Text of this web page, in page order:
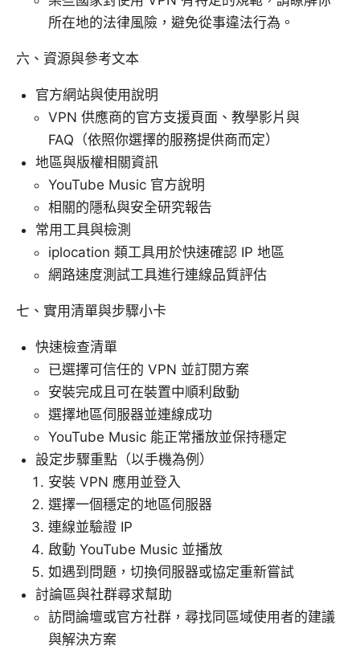
所在地的法律風險，避免從事違法行為。
六、資源與參考文本
官方網站與使用說明
VPN 供應商的官方支援頁面、教學影片與
FAQ（依照你選擇的服務提供商而定）
地區與版權相關資訊
YouTube Music 官方說明
相關的隱私與安全研究報告
常用工具與檢測
iplocation 類工具用於快速確認 IP 地區
網路速度測試工具進行連線品質評估
七、實用清單與步驟小卡
快速檢查清單
已選擇可信任的 VPN 並訂閱方案
安裝完成且可在裝置中順利啟動
選擇地區伺服器並連線成功
YouTube Music 能正常播放並保持穩定
設定步驟重點（以手機為例）
安裝 VPN 應用並登入
選擇一個穩定的地區伺服器
連線並驗證 IP
啟動 YouTube Music 並播放
如遇到問題，切換伺服器或協定重新嘗試
討論區與社群尋求幫助
訪問論壇或官方社群，尋找同區域使用者的建議
與解決方案